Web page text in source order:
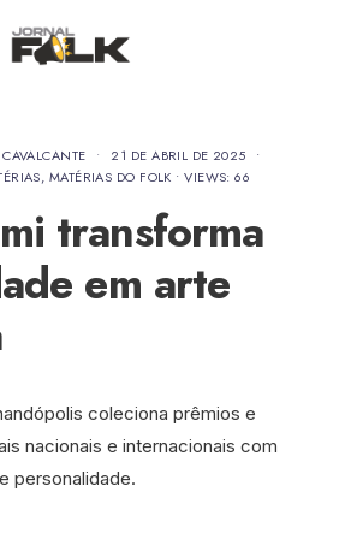
• 21 DE ABRIL DE 2025
•
, MATÉRIAS DO FOLK •VIEWS: 66
transforma
em arte
coleciona prêmios e
nacionais e internacionais com
personalidade.